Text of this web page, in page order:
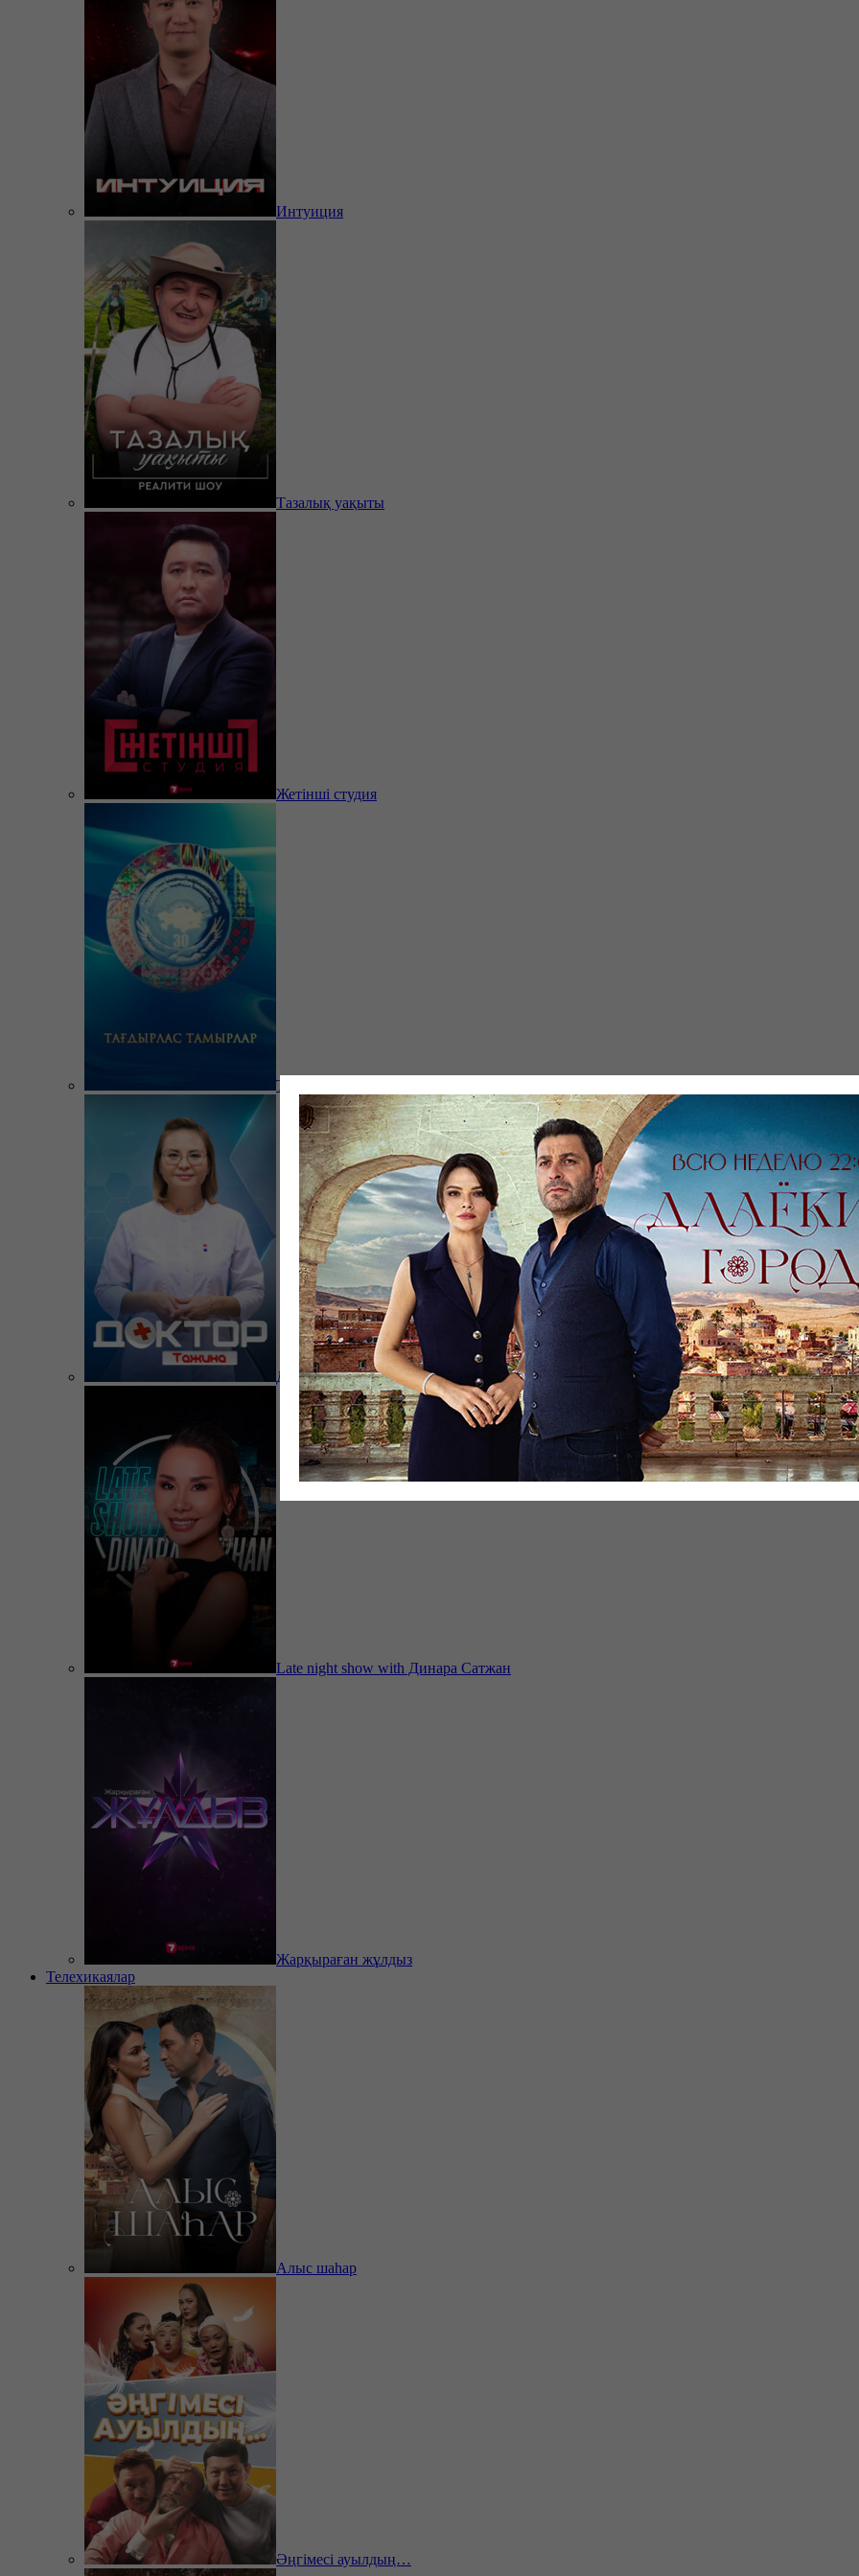
Интуиция
Тазалық уақыты
Жетінші студия
Тағдырлас тамырлар
Доктор Тажина
Late night show with Динара Сатжан
Жарқыраған жұлдыз
Телехикаялар
Алыс шаһар
Әңгімесі ауылдың…